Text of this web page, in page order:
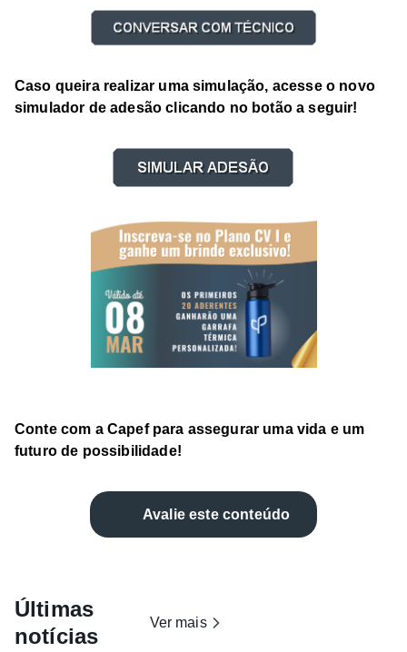
Caso queira realizar uma simulação, acesse o novo
simulador de adesão clicando no botão a seguir!
Conte com a Capef para assegurar uma vida e um
futuro de possibilidade!
Avalie este conteúdo
Últimas
notícias
Ver mais